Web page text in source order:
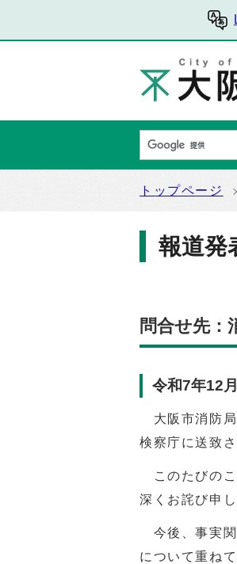
トップページ
報道発
問合せ先：
令和7年12
大阪市消防局
検察庁に送致さ
このたびのこ
深くお詫び申し
今後、事実関
について重ね